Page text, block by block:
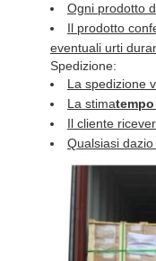
Ogni prodotto
Il prodotto
eventuali urti
Spedizione:
La spedizione
La stima
Il cliente
Qualsiasi